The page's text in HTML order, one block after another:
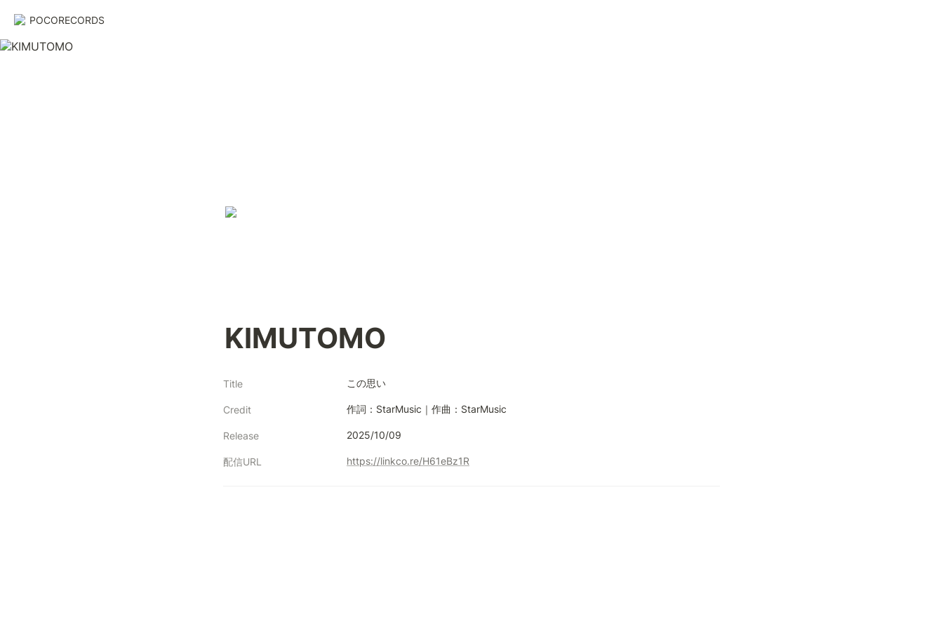
POCORECORDS
KIMUTOMO
Title この思い
Credit 作詞：StarMusic｜作曲：StarMusic
Release 2025/10/09
配信URL https://linkco.re/H61eBz1R